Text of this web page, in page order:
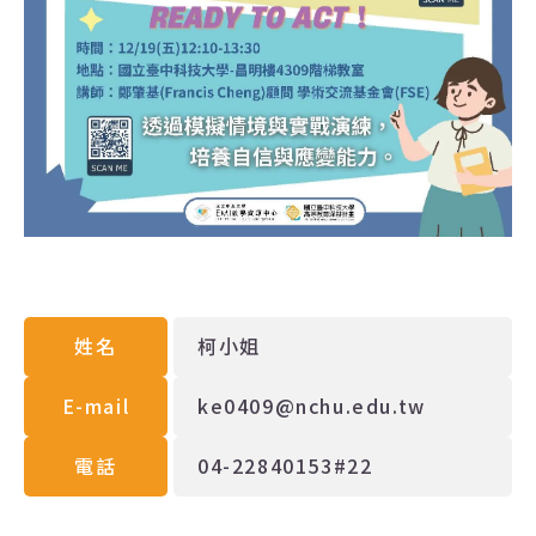
姓名 柯小姐
E-mail ke0409@nchu.edu.tw
電話 04-22840153#22